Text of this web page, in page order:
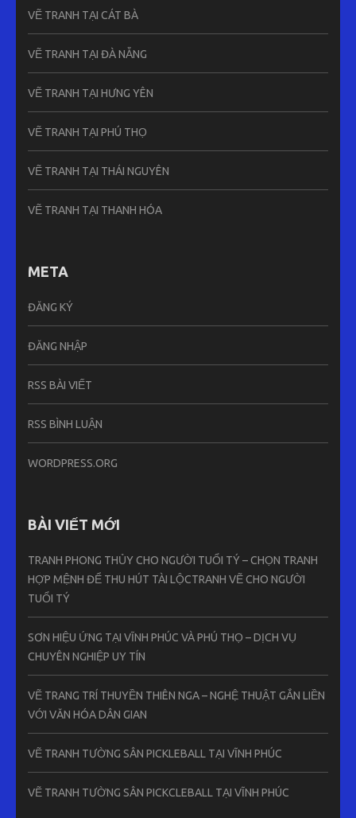
VẼ TRANH TẠI CÁT BÀ
VẼ TRANH TẠI ĐÀ NẴNG
VẼ TRANH TẠI HƯNG YÊN
VẼ TRANH TẠI PHÚ THỌ
VẼ TRANH TẠI THÁI NGUYÊN
VẼ TRANH TẠI THANH HÓA
META
ĐĂNG KÝ
ĐĂNG NHẬP
RSS BÀI VIẾT
RSS BÌNH LUẬN
WORDPRESS.ORG
BÀI VIẾT MỚI
TRANH PHONG THỦY CHO NGƯỜI TUỔI TÝ – CHỌN TRANH
HỢP MỆNH ĐỂ THU HÚT TÀI LỘCTRANH VẼ CHO NGƯỜI
TUỔI TÝ
SƠN HIỆU ỨNG TẠI VĨNH PHÚC VÀ PHÚ THỌ – DỊCH VỤ
CHUYÊN NGHIỆP UY TÍN
VẼ TRANG TRÍ THUYỀN THIÊN NGA – NGHỆ THUẬT GẮN LIỀN
VỚI VĂN HÓA DÂN GIAN
VẼ TRANH TƯỜNG SÂN PICKLEBALL TẠI VĨNH PHÚC
VẼ TRANH TƯỜNG SÂN PICKCLEBALL TẠI VĨNH PHÚC